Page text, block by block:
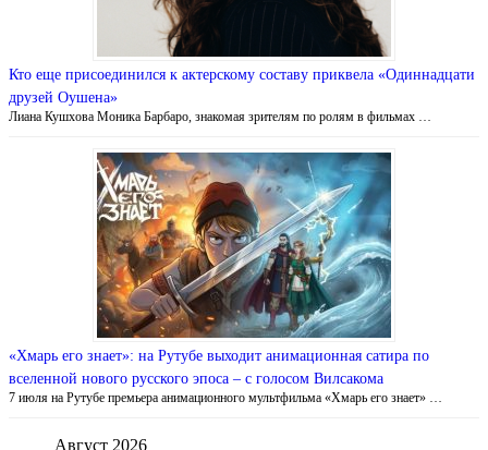
Кто еще присоединился к актерскому составу приквела «Одиннадцати
друзей Оушена»
Лиана Кушхова Моника Барбаро, знакомая зрителям по ролям в фильмах …
«Хмарь его знает»: на Рутубе выходит анимационная сатира по
вселенной нового русского эпоса – с голосом Вилсакома
7 июля на Рутубе премьера анимационного мультфильма «Хмарь его знает» …
Август 2026